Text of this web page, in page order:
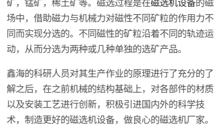
场中，借助磁力与机械力对磁性不同矿粒的作用力不
同而实现分选的。不同磁性的矿粒沿着不同的轨迹运
动，从而分选为两种或几种单独的选矿产品。
鑫海的科研人员对其生产作业的原理进行了充分的了
解之后，在之前机械的结构基础上，对各部件的材质
以及安装工艺进行创新，积极引进国内外的科学技
术，制造更好的磁选机设备，做良心的磁选机厂家。